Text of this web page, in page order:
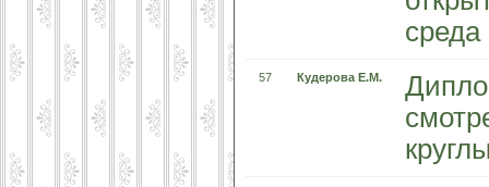
57 Кудерова Е.М.